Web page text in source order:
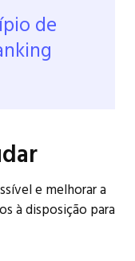
de
e melhorar a
à disposição para